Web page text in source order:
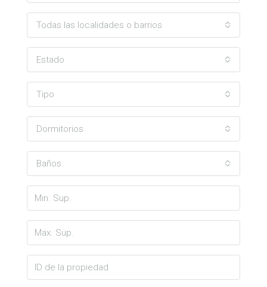
Todas las localidades o barrios
Estado
Tipo
Dormitorios
Baños